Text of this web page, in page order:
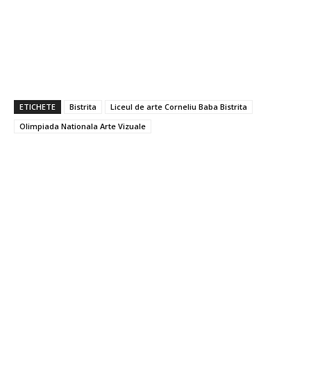
ETICHETE Bistrita
Liceul de arte Corneliu Baba Bistrita
Olimpiada Nationala Arte Vizuale